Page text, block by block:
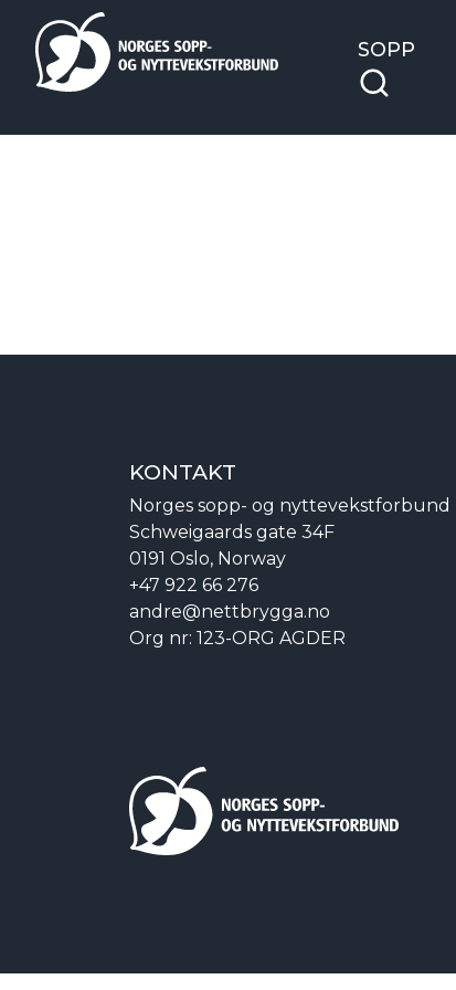
SOPP
KONTAKT
Norges sopp- og nyttevekstforbund
Schweigaards gate 34F
0191 Oslo, Norway
+47 922 66 276
andre@nettbrygga.no
Org nr: 123-ORG AGDER